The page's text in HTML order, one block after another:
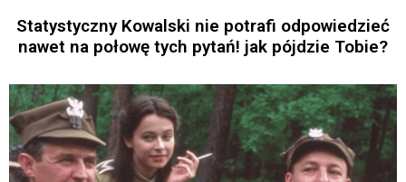
Statystyczny Kowalski nie potrafi odpowiedzieć
nawet na połowę tych pytań! jak pójdzie Tobie?